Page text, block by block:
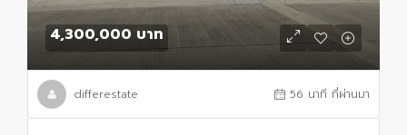
4,300,000 บาท
differestate 56 นาที ที่ผ่านมา